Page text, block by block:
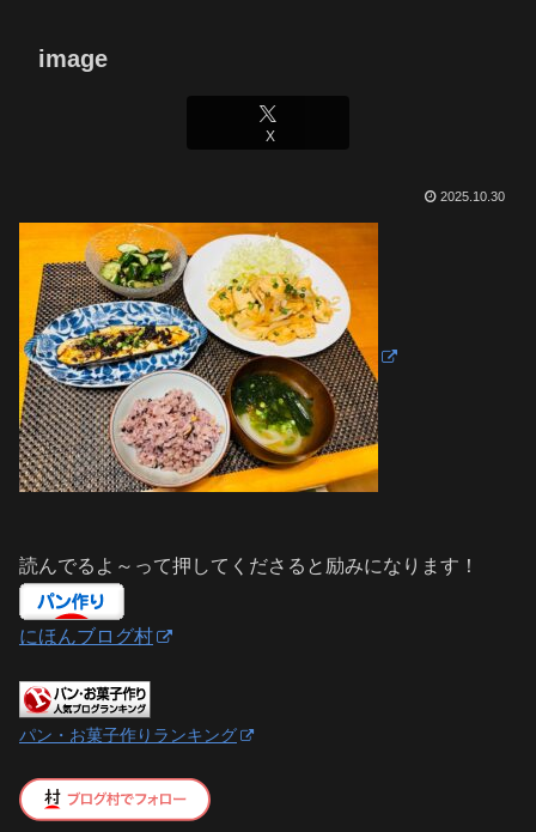
image
X
2025.10.30
読んでるよ～って押してくださると励みになります！
にほんブログ村
パン・お菓子作りランキング